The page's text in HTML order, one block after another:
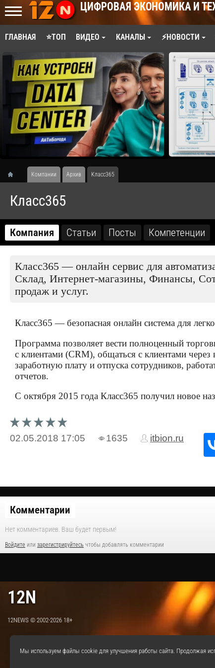
ЦИФРОВАЯ ЭКОНОМИКА И
ГЛАВНАЯ ⭐ТОП ВИДЕО КАНАЛЫ ⚡НОВОСТИ
Компании Архив Класс365
Класс365
Компания Статьи Посты Компетенции
Класс365 — онлайн сервис для
Склад, Интернет-магазины, Финансы,
продаж и услуг.
Класс365 — безопасная онлайн система для
Программа позволяет вести полноценный
с клиентами (CRM), общаться с клиентами
заработную плату и отпуска сотрудников,
отчетов.
С октября 2015 года Класс365 получил новое
02.05.2018 17:05 1635 itbion.ru
Комментарии
Нет комментариев. Ваш будет первым!
Войдите или зарегистрируйтесь чтобы добавлять комментарии
12N
12NEWS © 2002-2026 18+
Мы используем файлы cookie для улучшения работы сайта. Продолжая